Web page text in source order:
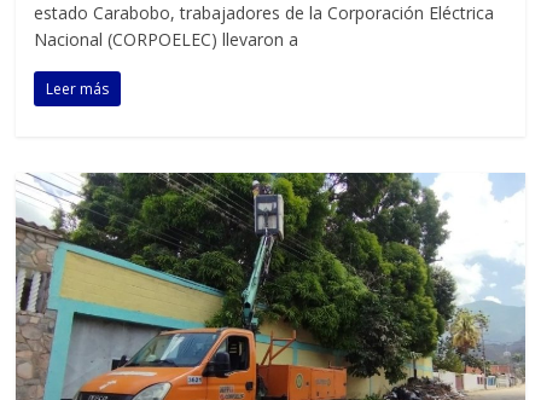
estado Carabobo, trabajadores de la Corporación Eléctrica
Nacional (CORPOELEC) llevaron a
Leer más